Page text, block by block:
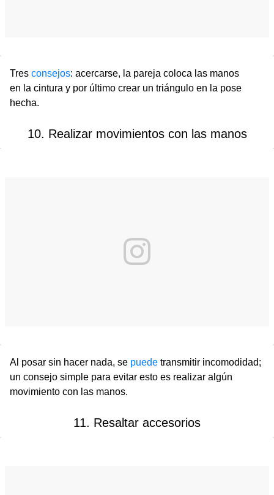
Tres consejos: acercarse, la pareja coloca las manos
en la cintura y por último crear un triángulo en la pose
hecha.
10. Realizar movimientos con las manos
Al posar sin hacer nada, se puede transmitir incomodidad;
un consejo simple para evitar esto es realizar algún
movimiento con las manos.
11. Resaltar accesorios